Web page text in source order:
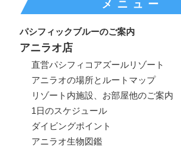
メニュー
パシフィックブルーのご案内
アニラオ店
直営パシフィコアズールリゾート
アニラオの場所とルートマップ
リゾート内施設、お部屋他のご案内
1日のスケジュール
ダイビングポイント
アニラオ生物図鑑